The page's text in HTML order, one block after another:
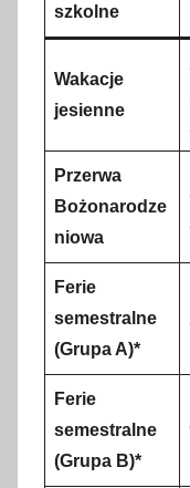
szkolne
Wakacje
jesienne
Przerwa
Bożonarodze
niowa
Ferie
semestralne
(Grupa A)*
Ferie
semestralne
(Grupa B)*